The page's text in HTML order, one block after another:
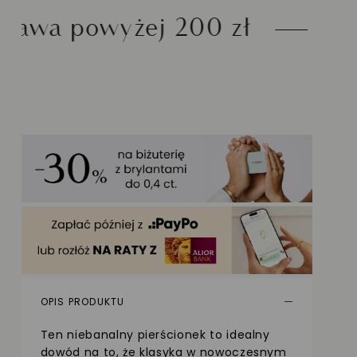
200 zł Możliwość
OPIS PRODUKTU
Ten niebanalny pierścionek to idealny
dowód na to, że klasyka w nowoczesnym